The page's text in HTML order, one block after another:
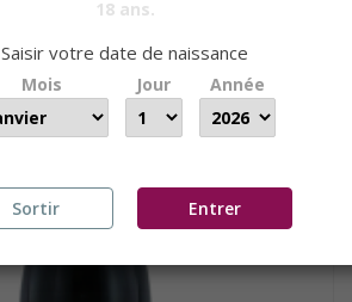
18 ans.
Saisir votre date de naissance
Mois Jour Année
Sortir Entrer